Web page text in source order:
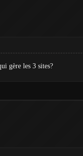
gère les 3 sites?